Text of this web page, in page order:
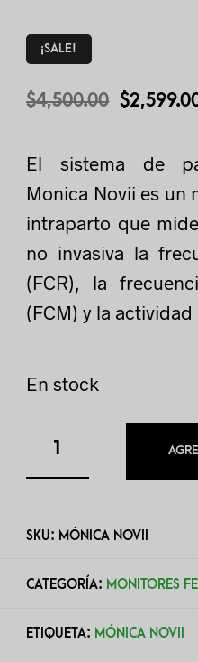
¡SALE!
$4,500.00 $
El sistema de
Monica Novii es un
intraparto que
no invasiva la
(FCR), la
(FCM) y la actividad
En stock
SKU: MÓNICA NOVII
CATEGORÍA: MONITORES
ETIQUETA: MÓNICA NOVII